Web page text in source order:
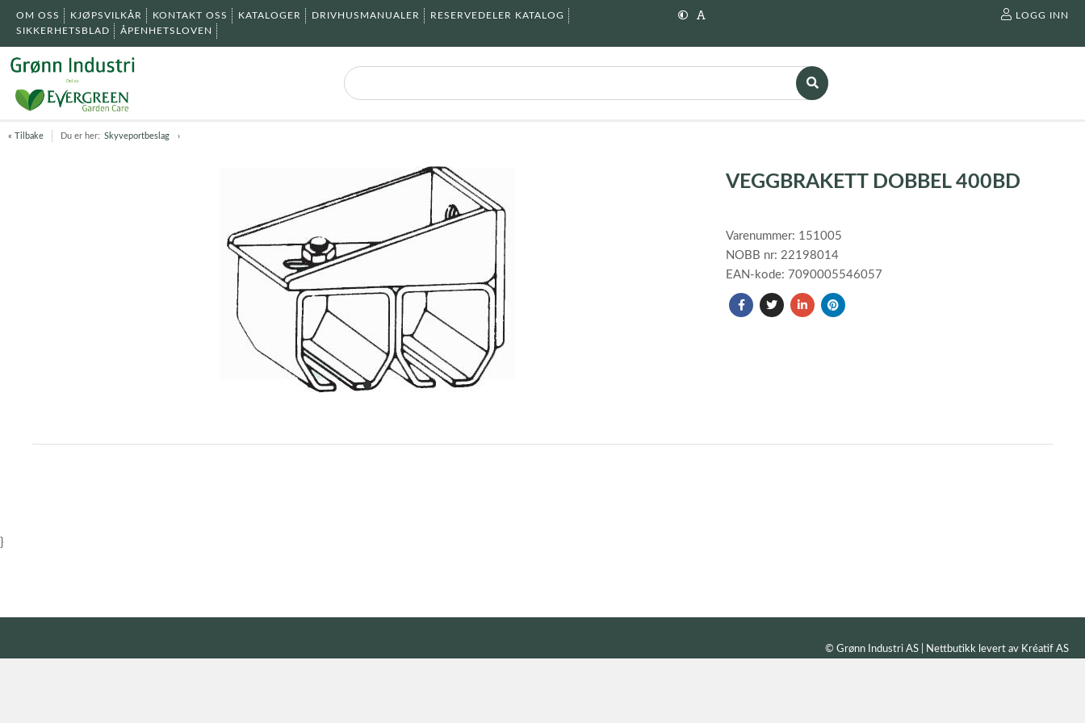
OM OSS KJØPSVILKÅR KONTAKT OSS KATALOGER DRIVHUSMANUALER
RESERVEDELER KATALOG
SIKKERHETSBLAD
ÅPENHETSLOVEN
LOGG INN
« Tilbake Du er her: Skyveportbeslag
item
of
VEGGBRAKETT DOBBEL 400BD
Varenummer: 151005
NOBB nr: 22198014
EAN-kode: 7090005546057
}
© Grønn Industri AS | Nettbutikk levert av Kréatif AS